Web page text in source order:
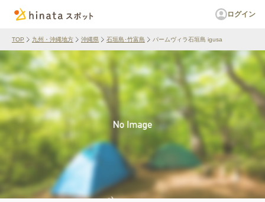
ログイン
TOP 九州・沖縄地方 沖縄県 石垣島･竹富島 パームヴィラ石垣島 igusa